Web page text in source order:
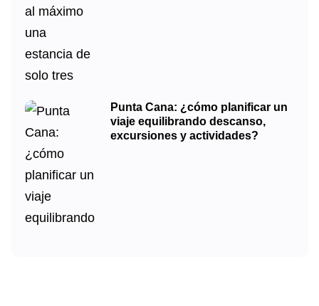
Punta Cana: ¿cómo planificar un
viaje equilibrando descanso,
excursiones y actividades?